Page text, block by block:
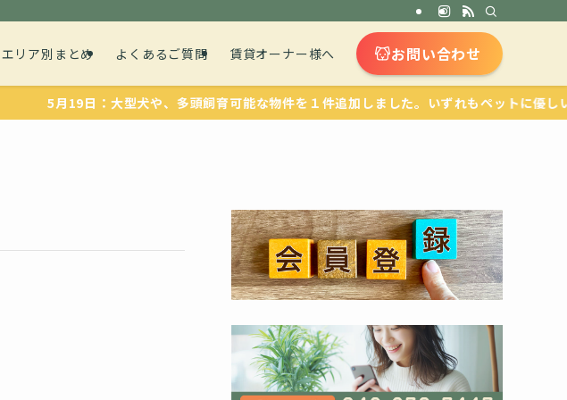
エリア別まとめ よくあるご質問 賃貸オーナー様へ お問い合わせ
5月19日：大型犬や、多頭飼育可能な物件を１件追加しました。いずれもペットに優しい設備